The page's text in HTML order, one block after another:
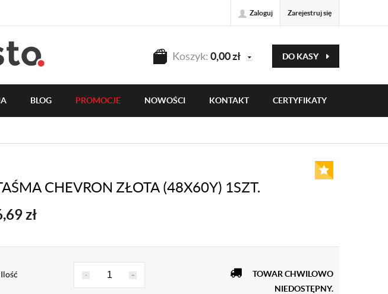
Zaloguj Zarejestruj się
Koszyk: 0,00zł DO KASY
BLOG PROMOCJE NOWOŚCI KONTAKT CERTYFIKATY
CHEVRON ZŁOTA (48X60Y) 1SZT.
zł
Ilość - +
TOWAR CHWILOWO
NIEDOSTĘPNY.